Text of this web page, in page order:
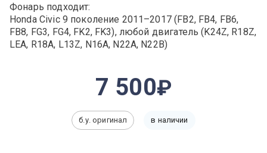
Фонарь подходит:
Honda Civic 9 поколение 2011–2017 (FB2, FB4, FB6,
FB8, FG3, FG4, FK2, FK3), любой двигатель (K24Z, R18Z,
LEA, R18A, L13Z, N16A, N22A, N22B)
7 500
б.у. оригинал в наличии